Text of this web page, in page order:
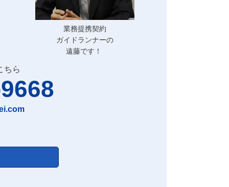
業務提携契約
ガイドランナーの
遠藤です！
ちら